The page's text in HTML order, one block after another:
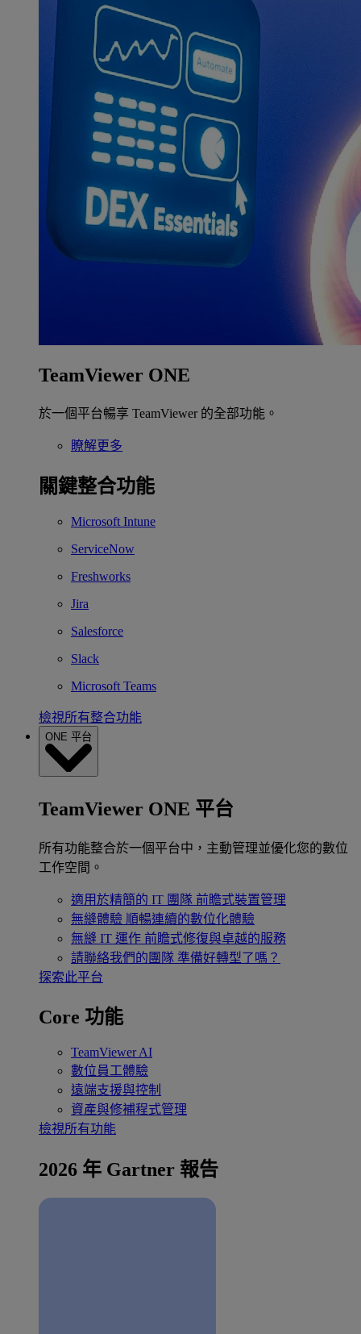
TeamViewer ONE
於一個平台暢享 TeamViewer 的全部功能。
瞭解更多
關鍵整合功能
Microsoft Intune
ServiceNow
Freshworks
Jira
Salesforce
Slack
Microsoft Teams
檢視所有整合功能
ONE 平台
TeamViewer ONE 平台
所有功能整合於一個平台中，主動管理並優化您的數位
工作空間。
適用於精簡的 IT 團隊 前瞻式裝置管理
無縫體驗 順暢連續的數位化體驗
無縫 IT 運作 前瞻式修復與卓越的服務
請聯絡我們的團隊 準備好轉型了嗎？
探索此平台
Core 功能
TeamViewer AI
數位員工體驗
遠端支援與控制
資產與修補程式管理
檢視所有功能
2026 年 Gartner 報告